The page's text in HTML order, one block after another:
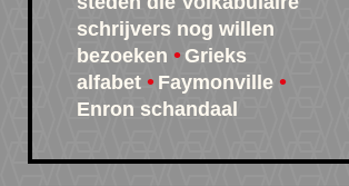
schrijvers nog willen
bezoeken
Grieks
alfabet
Faymonville
Enron schandaal